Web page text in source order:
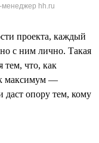
hh.ru
проекта, каждый
с ним лично. Такая
тем, что, как
максимум —
даст опору тем, кому